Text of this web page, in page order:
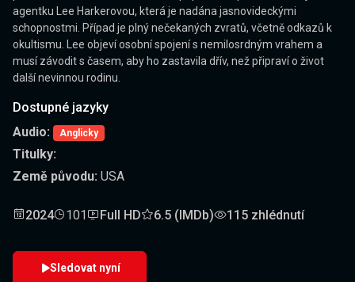
agentku Lee Harkerovou, která je nadána jasnovideckými
schopnostmi. Případ je plný nečekaných zvratů, včetně odkazů k
okultismu. Lee objeví osobní spojení s nemilosrdným vrahem a
musí závodit s časem, aby ho zastavila dřív, než připraví o život
další nevinnou rodinu.
Dostupné jazyky
Audio:
Anglicky
Titulky:
Země původu: USA
2024 101 Full HD 6.5 (IMDb) 115 zhlédnutí
Sledovat nyní